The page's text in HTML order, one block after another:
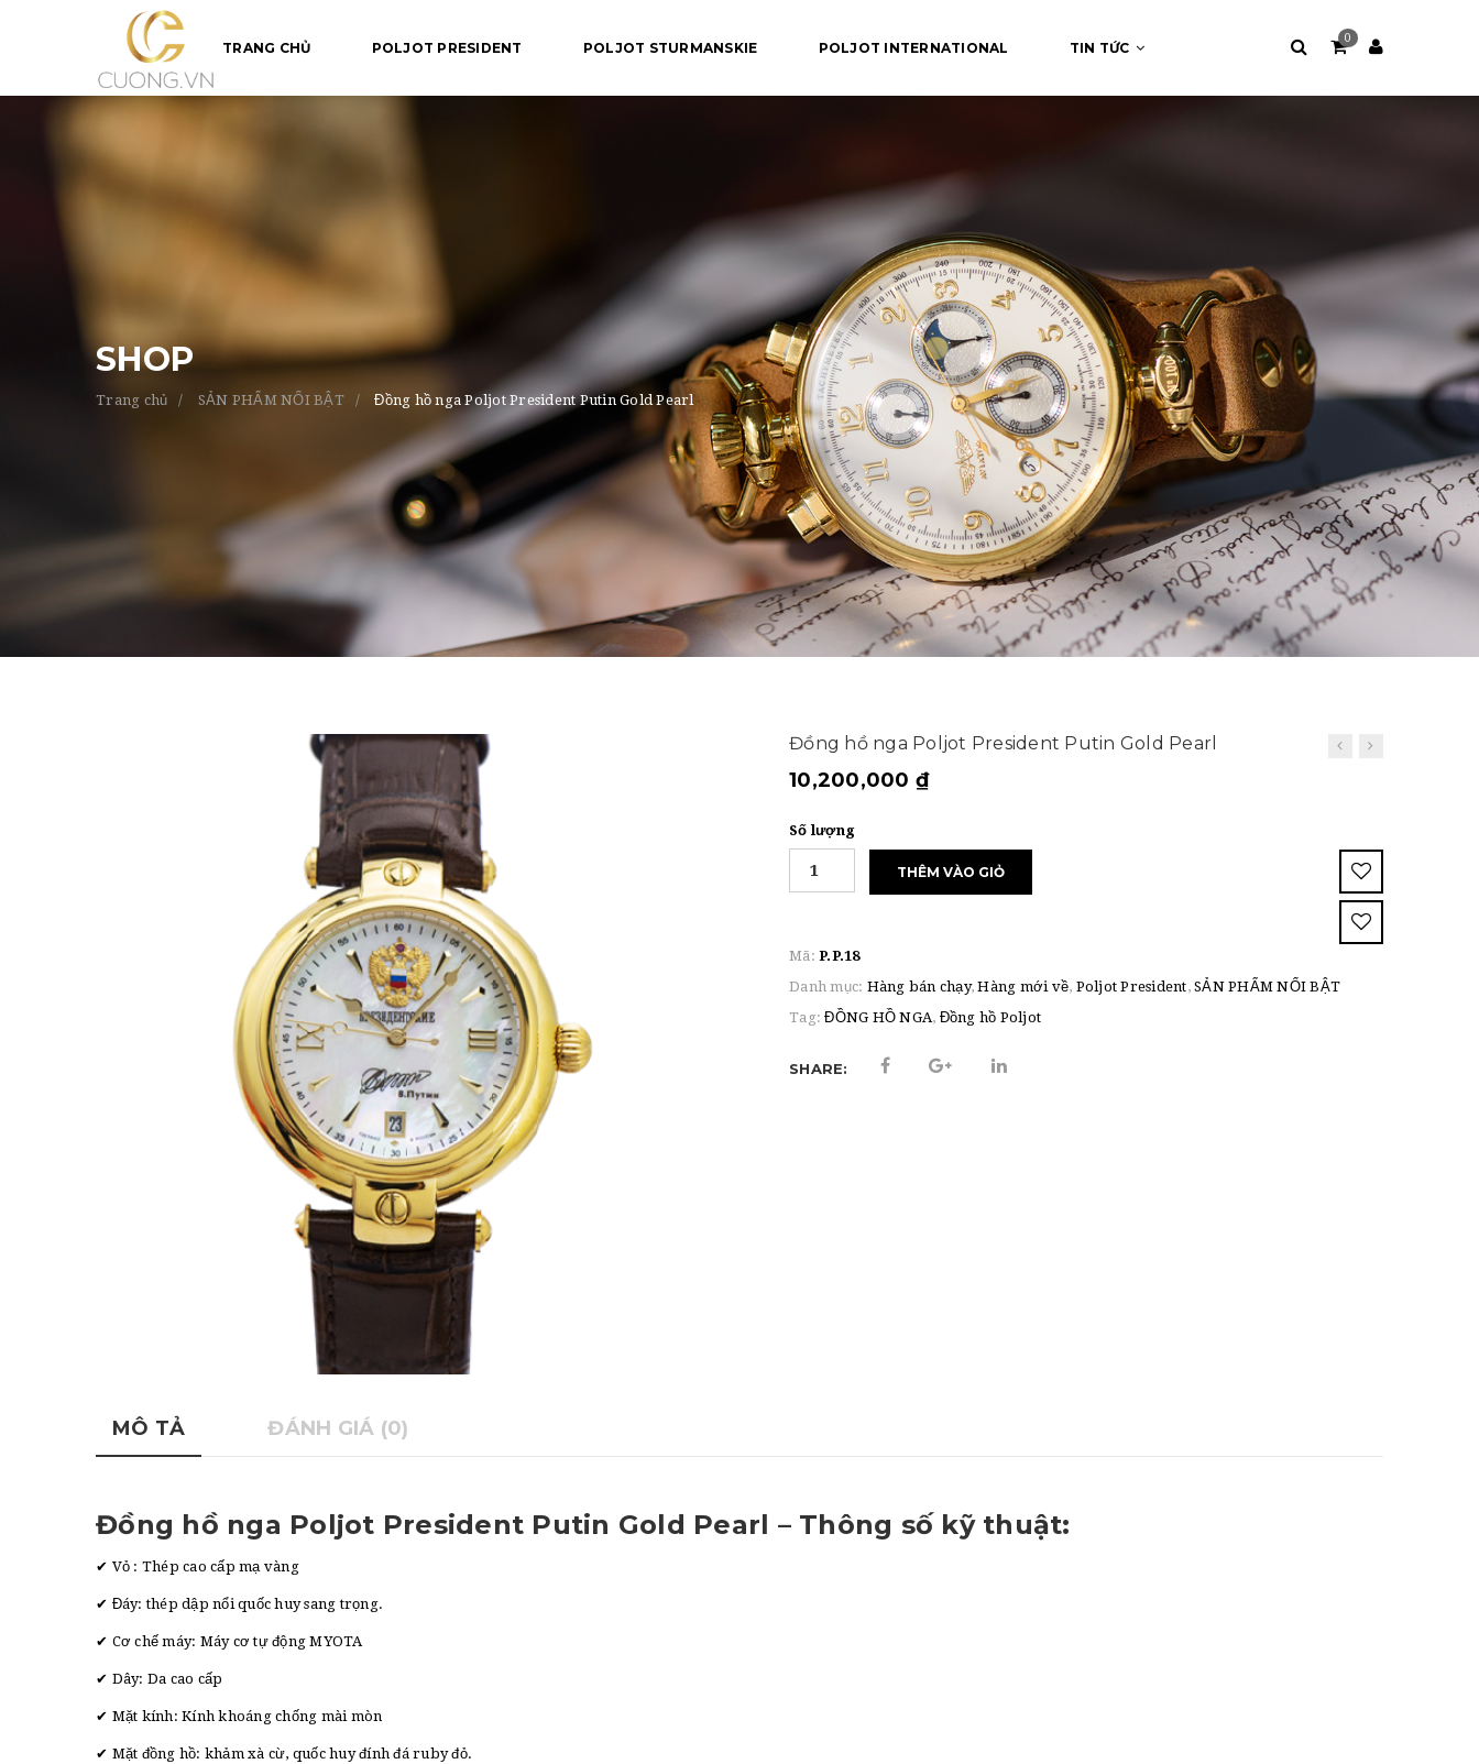
TRANG CHỦ POLJOT PRESIDENT POLJOT STURMANSKIE POLJOT INTERNATIONAL TIN TỨC
0
SHOP
Trang chủ SẢN PHẨM NỔI BẬT Đồng hồ nga Poljot President Putin Gold Pearl
Đồng hồ nga Poljot President Putin Gold Pearl
10,200,000 ₫
Số lượng
THÊM VÀO GIỎ
Mã: P.P.18
Danh mục: Hàng bán chạy,Hàng mới về, Poljot President, SẢN PHẨM NỔI BẬT
Tag:ĐỒNG HỒ NGA, Đồng hồ Poljot
SHARE:
MÔ TẢ ĐÁNH GIÁ (0)
Đồng hồ nga Poljot President Putin Gold Pearl – Thông số kỹ thuật:
✔ Vỏ : Thép cao cấp mạ vàng
✔ Đáy: thép dập nổi quốc huy sang trọng.
✔ Cơ chế máy: Máy cơ tự động MYOTA
✔ Dây: Da cao cấp
✔ Mặt kính: Kính khoáng chống mài mòn
✔ Mặt đồng hồ: khảm xà cừ, quốc huy đính đá ruby đỏ.